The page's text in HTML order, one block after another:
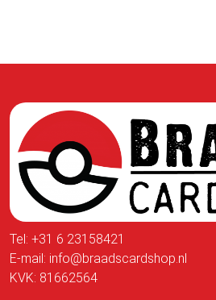
Tel: +31 6 23158421
E-mail: info@braadscardshop.nl
KVK: 81662564